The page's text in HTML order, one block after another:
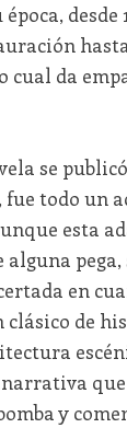
desde
da
se
todo un
esta
alguna
en
de
y